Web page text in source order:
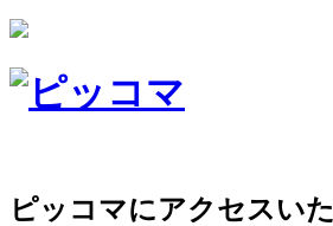
ピッコマにアクセスい